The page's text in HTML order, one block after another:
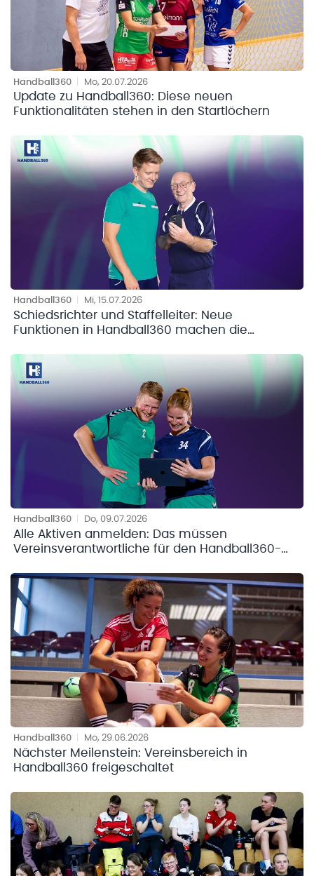
Handball360 Mo, 20.07.2026
Update zu Handball360: Diese neuen
Funktionalitäten stehen in den Startlöchern
Handball360 Mi, 15.07.2026
Schiedsrichter und Staffelleiter: Neue
Funktionen in Handball360 machen die
Handball360 Do, 09.07.2026
Alle Aktiven anmelden: Das müssen
Vereinsverantwortliche für den Handball360-
Handball360 Mo, 29.06.2026
Nächster Meilenstein: Vereinsbereich in
Handball360 freigeschaltet